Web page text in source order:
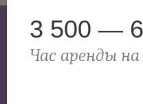
3 500 —
Час аренды на